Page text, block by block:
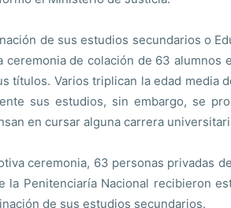
de sus estudios secundarios o
ceremonia de colación de 63 alumnos
títulos. Varios triplican la edad media
sus estudios, sin embargo, se
en cursar alguna carrera
ceremonia, 63 personas privadas
la Penitenciaría Nacional recibieron
de sus estudios secundarios.